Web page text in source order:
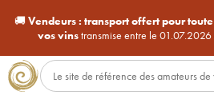
🚚Vendeurs : transport offert pour
vos vinstransmise entre le